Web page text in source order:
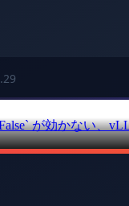
が効かない、